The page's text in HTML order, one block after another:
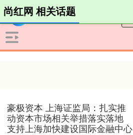
尚红网 相关话题
豪极资本 上海证监局：扎实推
动资本市场相关举措落实落地
支持上海加快建设国际金融中心